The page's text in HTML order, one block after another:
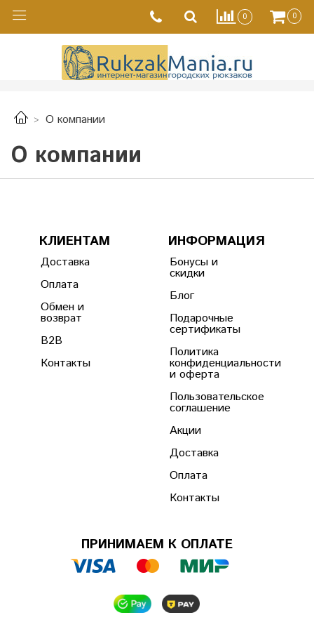
0 0
О компании
О компании
КЛИЕНТАМ
Доставка
Оплата
Обмен и
возврат
B2B
Контакты
ИНФОРМАЦИЯ
Бонусы и
скидки
Блог
Подарочные
сертификаты
Политика
конфиденциальности
и оферта
Пользовательское
соглашение
Акции
Доставка
Оплата
Контакты
ПРИНИМАЕМ К ОПЛАТЕ